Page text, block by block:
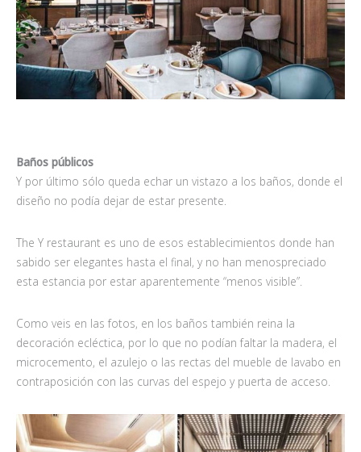
Baños públicos
Y por último sólo queda echar un vistazo a los baños, donde el
diseño no podía dejar de estar presente.
The Y restaurant es uno de esos establecimientos donde han
sabido ser elegantes hasta el final, y no han menospreciado
esta estancia por estar aparentemente “menos visible”.
Como veis en las fotos, en los baños también reina la
decoración ecléctica, por lo que no podían faltar la madera, el
microcemento, el azulejo o las rectas del mueble de lavabo en
contraposición con las curvas del espejo y puerta de acceso.